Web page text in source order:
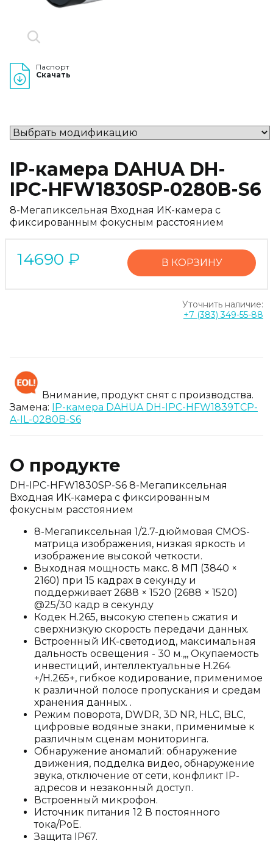
Паспорт
Скачать
IP-камера DAHUA DH-
IPC-HFW1830SP-0280B-S6
8-Мегапиксельная Входная ИК-камера с
фиксированным фокусным расстоянием
14690 ₽ В КОРЗИНУ
Уточнить наличие:
+7 (383) 349-55-88
Внимание, продукт снят с производства.
Замена: IP-камера DAHUA DH-IPC-HFW1839TCP-
A-IL-0280B-S6
О продукте
DH-IPC-HFW1830SP-S6 8-Мегапиксельная
Входная ИК-камера с фиксированным
фокусным расстоянием
8-Мегапиксельная 1/2.7-дюймовая CMOS-
матрица изображения, низкая яркость и
изображение высокой четкости.
Выходная мощность макс. 8 МП (3840 ×
2160) при 15 кадрах в секунду и
поддерживает 2688 × 1520 (2688 × 1520)
@25/30 кадр в секунду
Кодек H.265, высокую степень сжатия и
сверхнизкую скорость передачи данных.
Встроенный ИК-светодиод, максимальная
дальность освещения - 30 м.,,, Окупаемость
инвестиций, интеллектуальные H.264
+/H.265+, гибкое кодирование, применимое
к различной полосе пропускания и средам
хранения данных. .
Режим поворота, DWDR, 3D NR, HLC, BLC,
цифровые водяные знаки, применимые к
различным сценам мониторинга.
Обнаружение аномалий: обнаружение
движения, подделка видео, обнаружение
звука, отключение от сети, конфликт IP-
адресов и незаконный доступ.
Встроенный микрофон.
Источник питания 12 В постоянного
тока/PoE.
Защита IP67.